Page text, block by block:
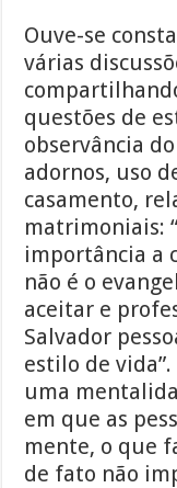
Ouve-se
várias
questões de
observância
adornos, uso
casamento,
matrimoniais:
importância a
não é o
aceitar e
Salvador
estilo de
uma
em que as
mente, o que
de fato não